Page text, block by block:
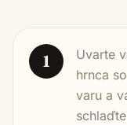
1
Uvarte
hrnca
varu a